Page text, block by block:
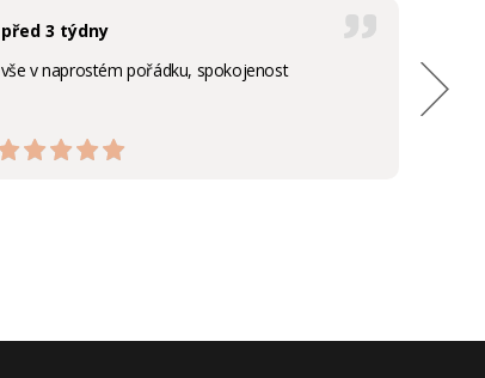
před 3 týdny
vše v naprostém pořádku, spokojenost